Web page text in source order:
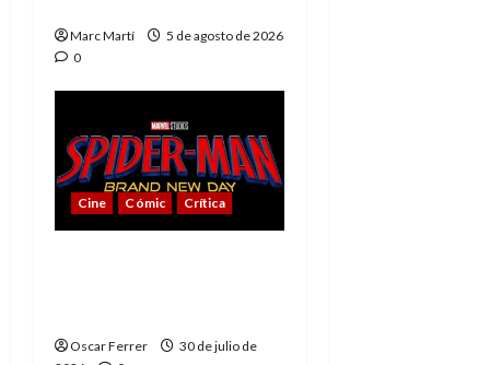
Marc Martí
5 de agosto de 2026
0
Cine Cómic Crítica
Oscar Ferrer
30 de julio de